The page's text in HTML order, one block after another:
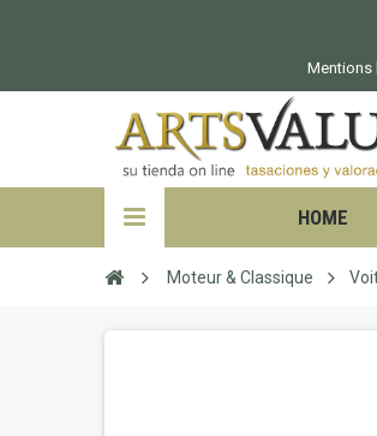
Mentions
HOME
Moteur & Classique